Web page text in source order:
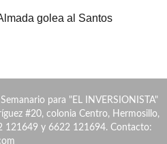
golea al Santos
para "EL INVERSIONISTA"
#20, colonia Centro, Hermosillo,
121649 y 6622 121694. Contacto: